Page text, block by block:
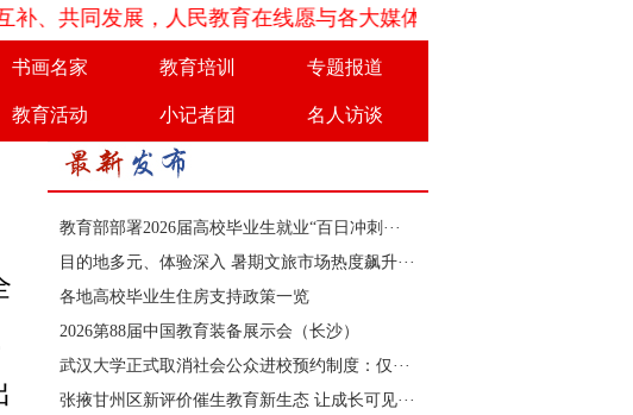
同发展，人民教育在线愿与各大媒体、机构团体、学校以及企业
书画名家 教育培训 专题报道
教育活动 小记者团 名人访谈
教育部部署2026届高校毕业生就业“百日冲刺···
目的地多元、体验深入 暑期文旅市场热度飙升···
各地高校毕业生住房支持政策一览
2026第88届中国教育装备展示会（长沙）
武汉大学正式取消社会公众进校预约制度：仅···
张掖甘州区新评价催生教育新生态 让成长可见···